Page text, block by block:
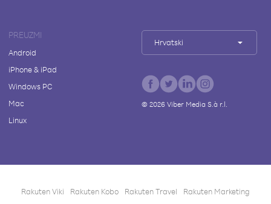
PREUZMI
Android
iPhone & iPad
Windows PC
Mac
Linux
Hrvatski
© 2026Viber Media S.à r.l.
Rakuten Viki Rakuten Kobo Rakuten Travel Rakuten Marketing